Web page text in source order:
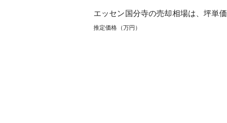
エッセン国分寺の売却相場は、坪単価
推定価格（万円）